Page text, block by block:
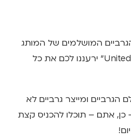
המושלמים של המותג
הבריטי “United Oddsocks” ירעננו לכם את כל
ומייצר גרביים לא
אתם – תוכלו להכניס קצת